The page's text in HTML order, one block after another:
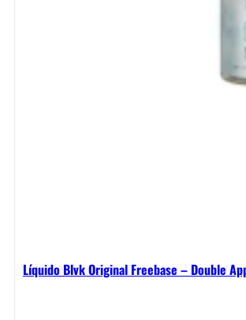
Líquido Blvk Original Freebase – Double